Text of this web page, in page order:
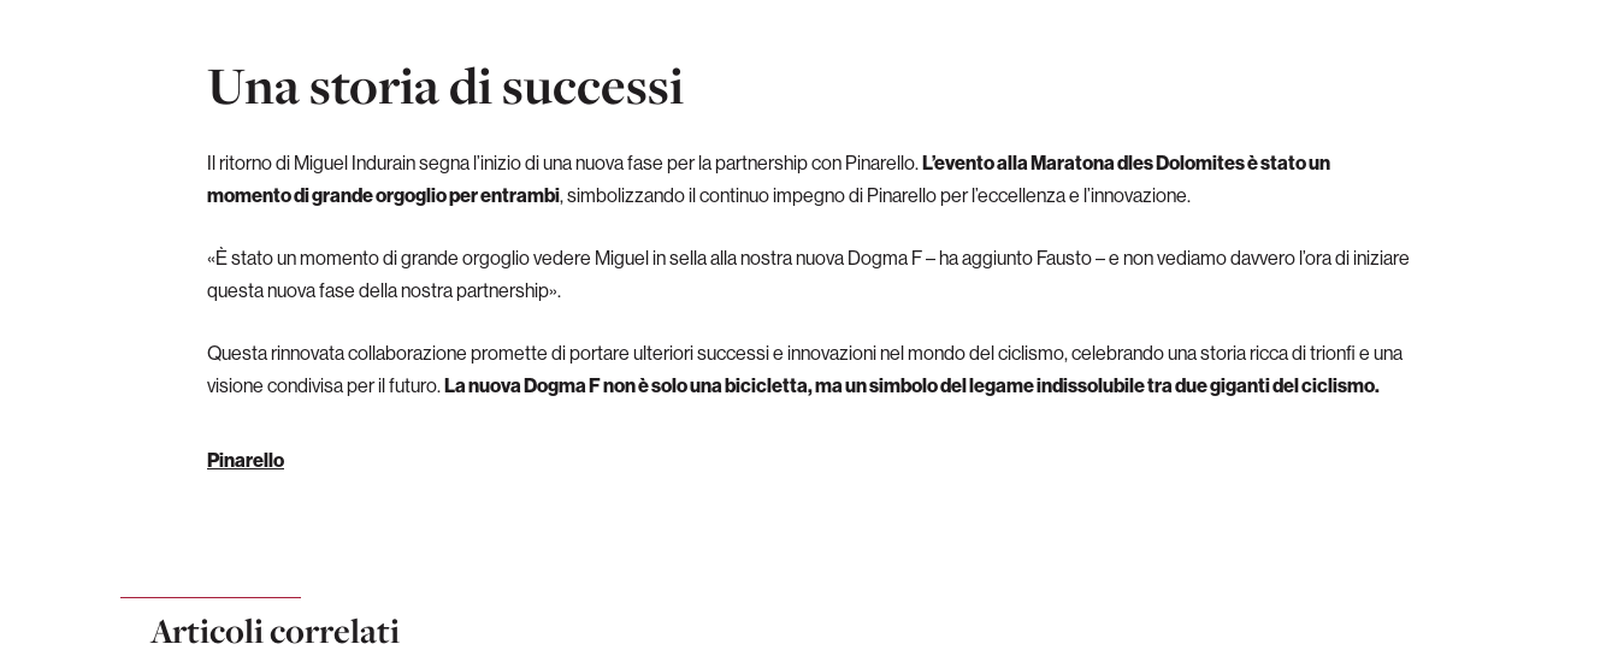
Una storia di successi
Il ritorno di Miguel Indurain segna l’inizio di una nuova fase per la partnership con Pinarello.L’evento alla Maratona dles Dolomites è stato un
momento di grande orgoglio per entrambi, simbolizzando il continuo impegno di Pinarello per l’eccellenza e l’innovazione.
«È stato un momento di grande orgoglio vedere Miguel in sella alla nostra nuova Dogma F – ha aggiunto Fausto – e non vediamo davvero l’ora di iniziare
questa nuova fase della nostra partnership».
Questa rinnovata collaborazione promette di portare ulteriori successi e innovazioni nel mondo del ciclismo, celebrando una storia ricca di trionfi e una
visione condivisa per il futuro.La nuova Dogma F non è solo una bicicletta, ma un simbolo del legame indissolubile tra due giganti del ciclismo.
Pinarello
Articoli correlati